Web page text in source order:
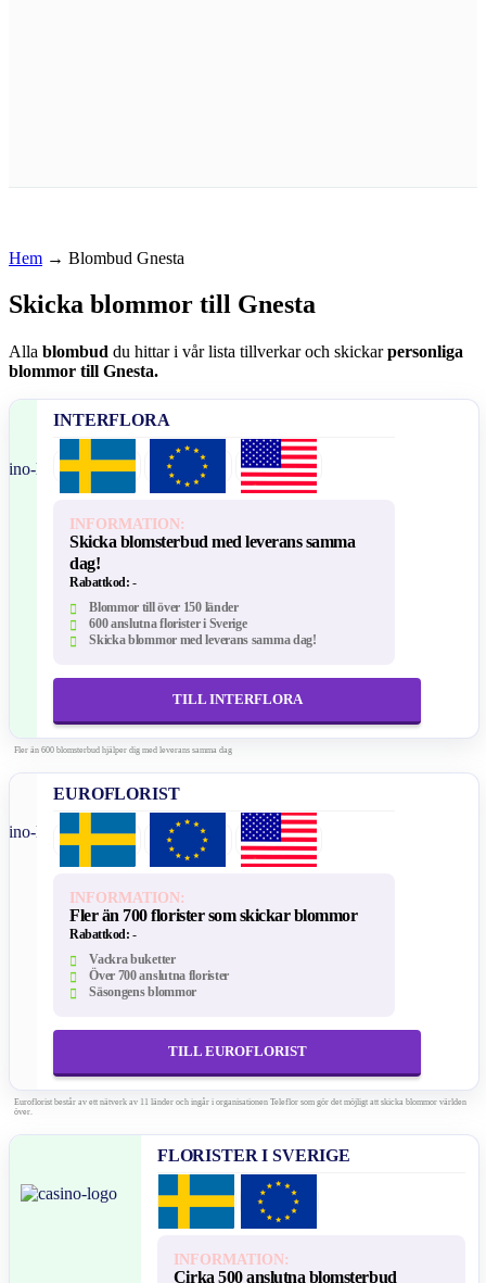
Hem → Blombud Gnesta
Skicka blommor till Gnesta
Alla blombud du hittar i vår lista tillverkar och skickarpersonliga
blommor till Gnesta.
INTERFLORA
INFORMATION:
Skicka blomsterbud med leverans samma
dag!
Rabattkod: -
Blommor till över 150 länder
600 anslutna florister i Sverige
Skicka blommor med leverans samma dag!
TILL INTERFLORA
Fler än 600 blomsterbud hjälper dig med leverans samma dag
EUROFLORIST
INFORMATION:
Fler än 700 florister som skickar blommor
Rabattkod: -
Vackra buketter
Över 700 anslutna florister
Säsongens blommor
TILL EUROFLORIST
Euroflorist består av ett nätverk av 11 länder och ingår i organisationen Teleflor som gör det möjligt att skicka blommor världen
över.
FLORISTER I SVERIGE
INFORMATION:
Cirka 500 anslutna blomsterbud